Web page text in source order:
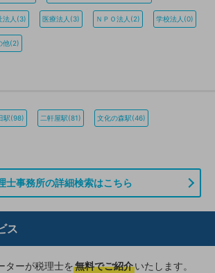
法人(3) 医療法人(3) ＮＰＯ法人(2) 学校法人(0)
他(2)
駅(98) 二軒屋駅(81) 文化の森駅(46)
士事務所の詳細検索はこちら
ス
ターが税理士を無料でご紹介いたします。